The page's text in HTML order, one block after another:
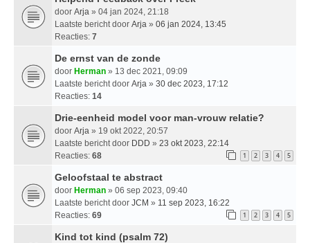
door Arja » 04 jan 2024, 21:18
Laatste bericht door Arja » 06 jan 2024, 13:45
Reacties: 7
De ernst van de zonde
door Herman » 13 dec 2021, 09:09
Laatste bericht door Arja » 30 dec 2023, 17:12
Reacties: 14
Drie-eenheid model voor man-vrouw relatie?
door Arja » 19 okt 2022, 20:57
Laatste bericht door DDD » 23 okt 2023, 22:14
Reacties: 68 1 2 3 4 5
Geloofstaal te abstract
door Herman » 06 sep 2023, 09:40
Laatste bericht door JCM » 11 sep 2023, 16:22
Reacties: 69 1 2 3 4 5
Kind tot kind (psalm 72)